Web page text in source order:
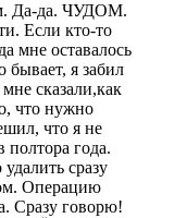
Да-да. ЧУДОМ.
Если кто-то
мне оставалось
бывает, я забил
сказали,как
что нужно
что я не
полтора года.
сразу
Операцию
Сразу говорю!